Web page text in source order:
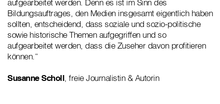
aufgearbeitet werden. Denn es ist im Sinn des
Bildungsauftrages, den Medien insgesamt eigentlich haben
sollten, entscheidend, dass soziale und sozio-politische
sowie historische Themen aufgegriffen und so
aufgearbeitet werden, dass die Zuseher davon profitieren
können.“
Susanne Scholl , freie Journalistin & Autorin